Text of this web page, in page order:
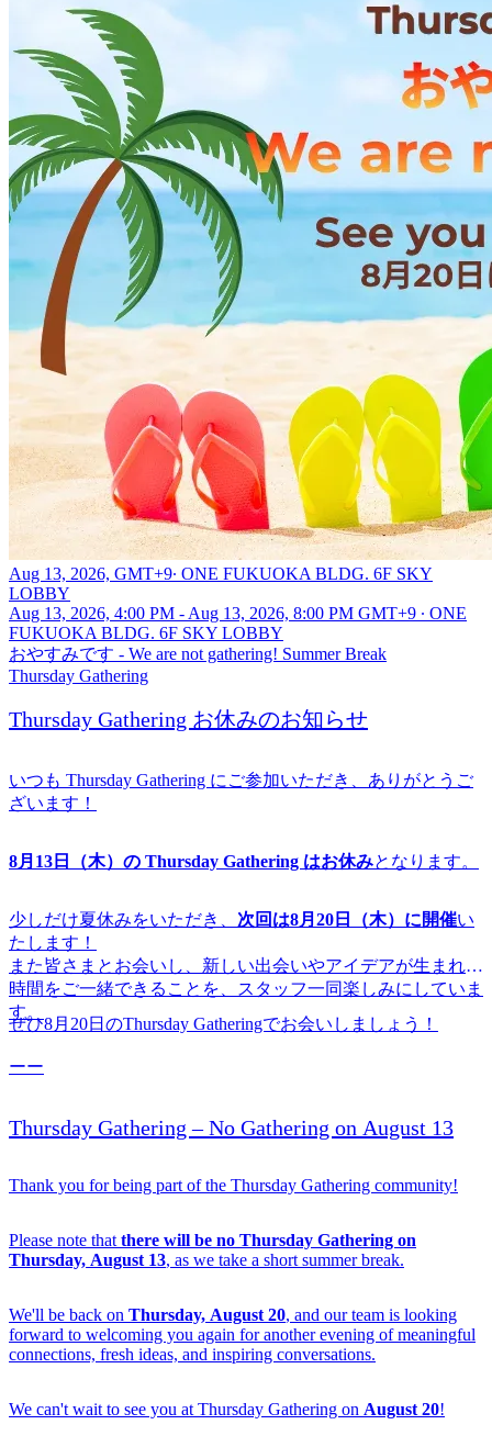
Aug 13, 2026, GMT+9∙ ONE FUKUOKA BLDG. 6F SKY
LOBBY
Aug 13, 2026, 4:00 PM - Aug 13, 2026, 8:00 PM GMT+9 ∙ ONE
FUKUOKA BLDG. 6F SKY LOBBY
おやすみです - We are not gathering! Summer Break
Thursday Gathering
Thursday Gathering お休みのお知らせ
いつも Thursday Gathering にご参加いただき、ありがとうご
ざいます！
8月13日（木）の Thursday Gathering はお休みとなります。
少しだけ夏休みをいただき、 次回は8月20日（木）に開催い
たします！
また皆さまとお会いし、新しい出会いやアイデアが生まれる
時間をご一緒できることを、スタッフ一同楽しみにしていま
す。
ぜひ8月20日のThursday Gatheringでお会いしましょう！
ーー
Thursday Gathering – No Gathering on August 13
Thank you for being part of the Thursday Gathering community!
Please note that there will be no Thursday Gathering on
Thursday, August 13, as we take a short summer break.
We'll be back on Thursday, August 20, and our team is looking
forward to welcoming you again for another evening of meaningful
connections, fresh ideas, and inspiring conversations.
We can't wait to see you at Thursday Gathering on August 20!